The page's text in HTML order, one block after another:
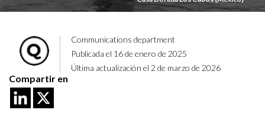
Communications department
Publicada el 16 de enero de 2025
Última actualización el 2 de marzo de 2026
Compartir en